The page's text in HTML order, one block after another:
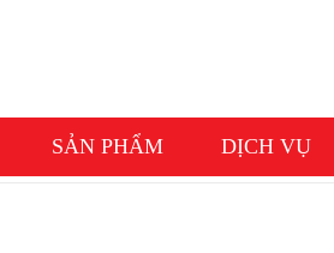
SẢN PHẨM DỊCH VỤ